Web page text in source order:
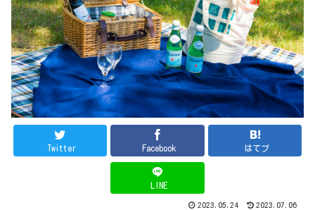
Twitter Facebook はてブ
LINE
2023.05.24 2023.07.06